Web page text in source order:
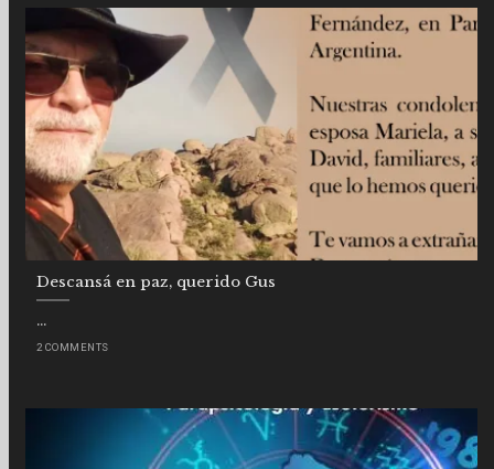
Descansá en paz, querido Gus
...
2 COMMENTS